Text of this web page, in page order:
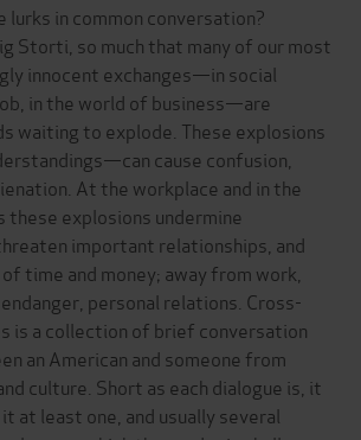
lurks in common conversation?
Storti, so much that many of our most
innocent exchanges—in social
in the world of business—are
waiting to explode. These explosions
cause confusion,
At the workplace and in the
these explosions undermine
important relationships, and
time and money; away from work,
personal relations. Cross-
is a collection of brief conversation
an American and someone from
culture. Short as each dialogue is, it
at least one, and usually several